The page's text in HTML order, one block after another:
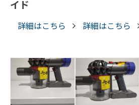
イド
詳細はこちら 詳細はこちら